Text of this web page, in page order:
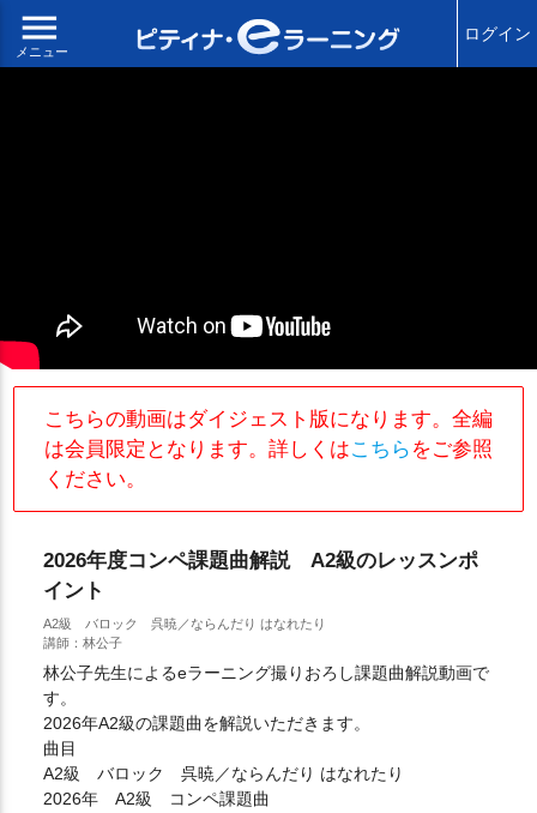
menu
メニュー
ログイン
こちらの動画はダイジェスト版になります。全編
は会員限定となります。詳しくはこちら をご参照
ください。
2026年度コンペ課題曲解説 A2級のレッスンポ
イント
A2級 バロック 呉暁／ならんだり はなれたり
講師：林公子
林公子先生によるeラーニング撮りおろし課題曲解説動画で
す。
2026年A2級の課題曲を解説いただきます。
曲目
A2級 バロック 呉暁／ならんだり はなれたり
2026年 A2級 コンペ課題曲